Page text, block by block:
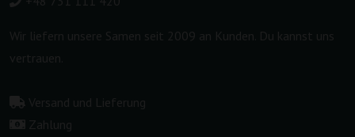
Wir liefern unsere Samen seit 2009 an Kunden. Du kannst uns
vertrauen.
Versand und Lieferung
Zahlung